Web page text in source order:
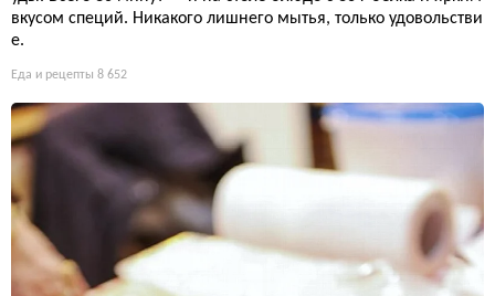
вкусом специй. Никакого лишнего мытья, только удовольстви
е.
Еда и рецепты 8 652